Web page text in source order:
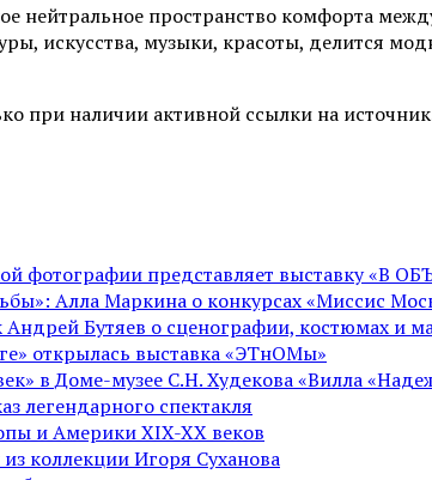
нейтральное пространство комфорта
искусства, музыки, красоты, делится
при наличии активной ссылки на
фотографии представляет выставку «В
Алла Маркина о конкурсах «Миссис
Бутяев о сценографии, костюмах и
открылась выставка «ЭТнОМы»
в Доме-музее С.Н. Худекова «Вилла
легендарного спектакля
и Америки XIX-XX веков
коллекции Игоря Суханова